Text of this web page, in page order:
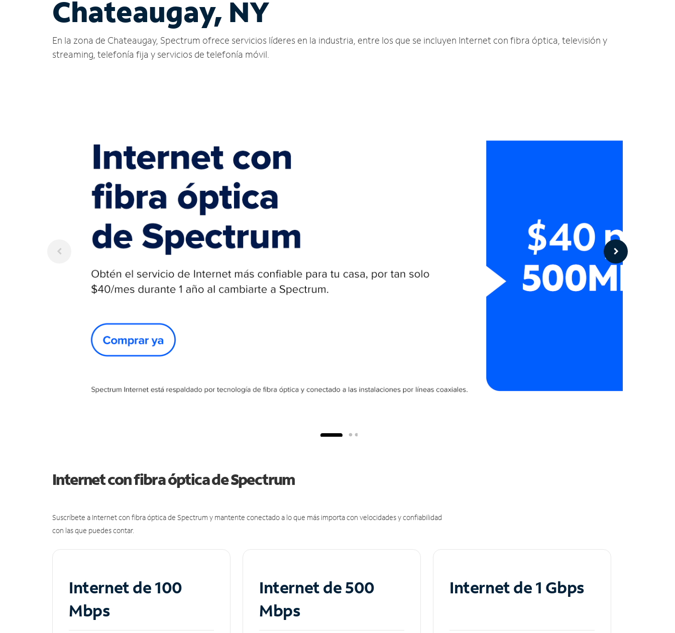
Chateaugay, NY
En la zona de Chateaugay, Spectrum ofrece servicios líderes en la industria, entre los que se incluyen Internet con fibra óptica, televisión y
streaming, telefonía fija y servicios de telefonía móvil.
Internet con fibra óptica de Spectrum
Suscríbete a Internet con fibra óptica de Spectrum y mantente conectado a lo que más importa con velocidades y confiabilidad
con las que puedes contar.
Internet de 100
Mbps
Internet de 500
Mbps
Internet de 1 Gbps